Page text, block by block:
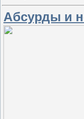
Абсурды и